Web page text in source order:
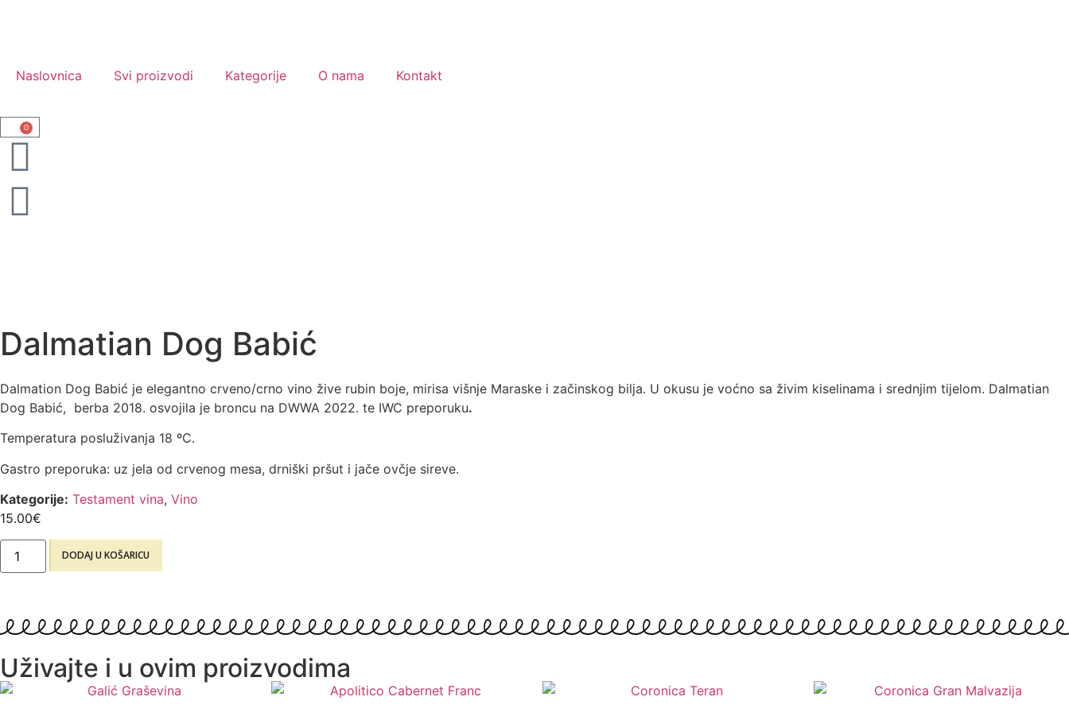
Naslovnica Svi proizvodi Kategorije O nama Kontakt
0
Dalmatian Dog Babić
Dalmation Dog Babić je elegantno crveno/crno vino žive rubin boje, mirisa višnje Maraske i začinskog bilja. U okusu je voćno sa živim kiselinama i srednjim tijelom. Dalmatian
Dog Babić, berba 2018. osvojila je broncu na DWWA 2022. te IWC preporuku.
Temperatura posluživanja 18 ºC.
Gastro preporuka: uz jela od crvenog mesa, drniški pršut i jače ovčje sireve.
Kategorije: Testament vina, Vino
15.00€
DODAJ U KOŠARICU
Uživajte i u ovim proizvodima